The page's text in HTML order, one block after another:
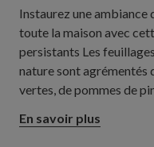
Instaurez une ambiance
toute la maison avec
persistants Les feuillages de cèdre et de sapin plus vrais que
nature sont agrémentés
vertes, de pommes de
l'autre.
En savoir plus